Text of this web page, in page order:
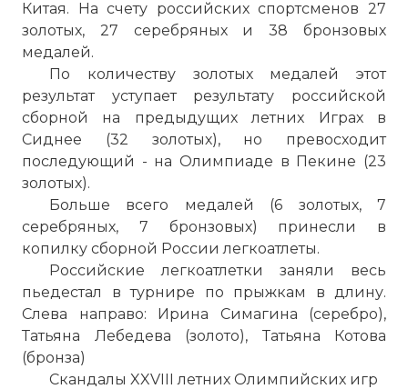
Китая. На счету российских спортсменов 27
золотых, 27 серебряных и 38 бронзовых
медалей.
По количеству золотых медалей этот
результат уступает результату российской
сборной на предыдущих летних Играх в
Сиднее (32 золотых), но превосходит
последующий - на Олимпиаде в Пекине (23
золотых).
Больше всего медалей (6 золотых, 7
серебряных, 7 бронзовых) принесли в
копилку сборной России легкоатлеты.
Российские легкоатлетки заняли весь
пьедестал в турнире по прыжкам в длину.
Слева направо: Ирина Симагина (серебро),
Татьяна Лебедева (золото), Татьяна Котова
(бронза)
Скандалы XXVIII летних Олимпийских игр